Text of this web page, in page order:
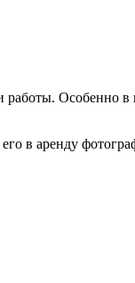
Особенно
в аренду